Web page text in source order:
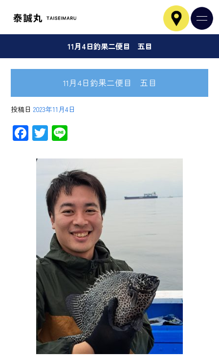
11月4日釣果二便目 五目
11月4日釣果二便目 五目
投稿日 2023年11月4日
F
e
T
tt
er